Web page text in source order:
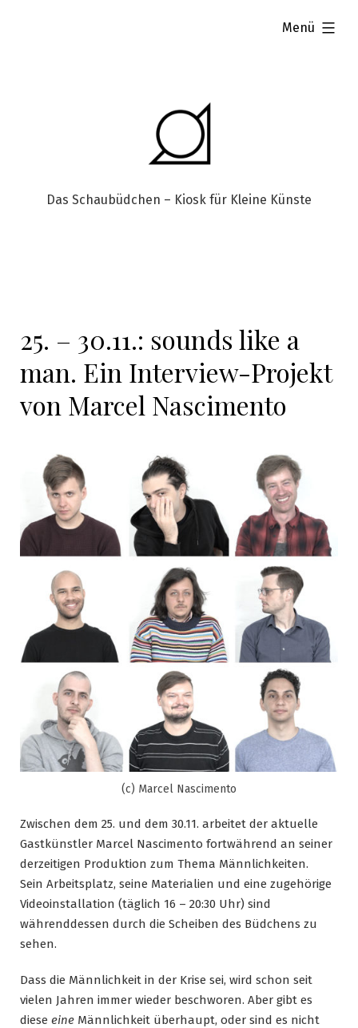
Das Schaubüdchen – Kiosk für Kleine Künste
Menü
aufgeklappt
25. – 30.11.: sounds like a
man. Ein Interview-Projekt
von Marcel Nascimento
(c) Marcel Nascimento
Zwischen dem 25. und dem 30.11. arbeitet der aktuelle
Gastkünstler Marcel Nascimento fortwährend an seiner
derzeitigen Produktion zum Thema Männlichkeiten.
Sein Arbeitsplatz, seine Materialien und eine zugehörige
Videoinstallation (täglich 16 – 20:30 Uhr) sind
währenddessen durch die Scheiben des Büdchens zu
sehen.
Dass die Männlichkeit in der Krise sei, wird schon seit
vielen Jahren immer wieder beschworen. Aber gibt es
diese eine Männlichkeit überhaupt, oder sind es nicht